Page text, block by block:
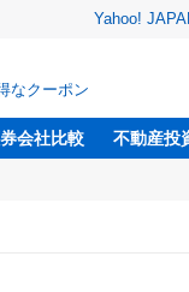
Yahoo!
なクーポン
会社比較 不動産投